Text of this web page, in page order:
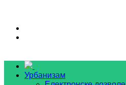
Урбанизам